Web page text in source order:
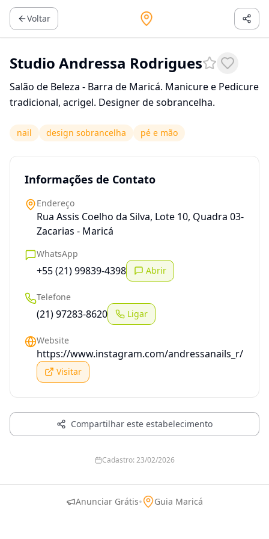
Voltar
Studio Andressa Rodrigues
Salão de Beleza - Barra de Maricá. Manicure e Pedicure
tradicional, acrigel. Designer de sobrancelha.
nail design sobrancelha pé e mão
Informações de Contato
Endereço
Rua Assis Coelho da Silva, Lote 10, Quadra 03-
Zacarias - Maricá
WhatsApp
+55 (21) 99839-4398 Abrir
Telefone
(21) 97283-8620 Ligar
Website
https://www.instagram.com/andressanails_r/
Visitar
Compartilhar este estabelecimento
Cadastro: 23/02/2026
Anunciar Grátis• Guia Maricá